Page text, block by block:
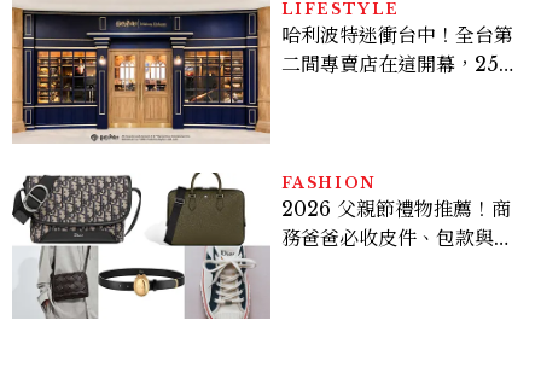
LIFESTYLE
哈利波特迷衝台中！全台第
二間專賣店在這開幕，25週
FASHION
2026 父親節禮物推薦！商
務爸爸必收皮件、包款與鞋